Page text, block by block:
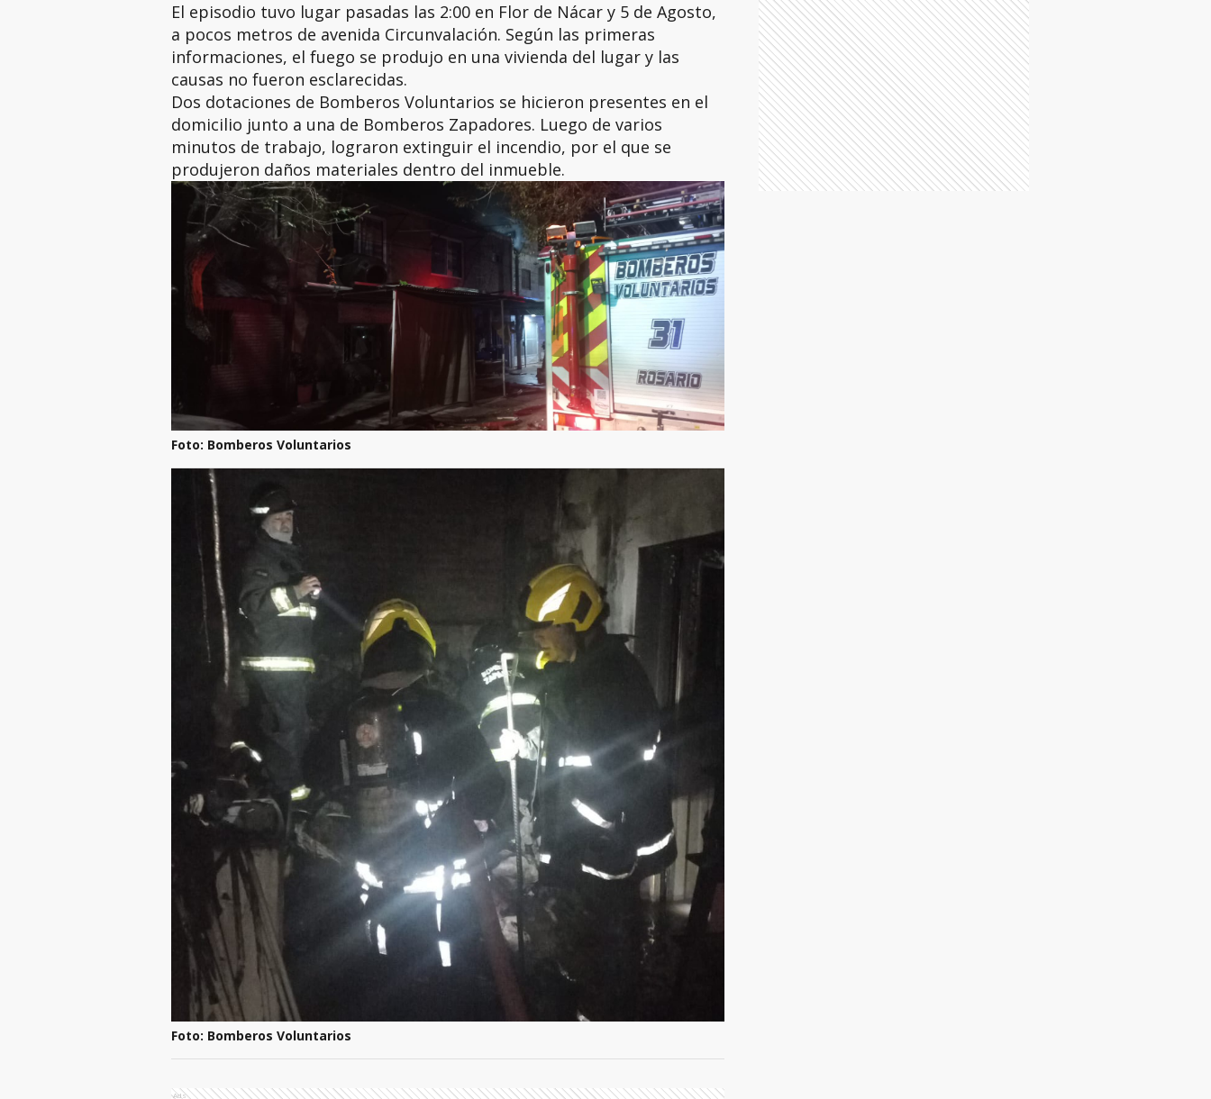
El episodio tuvo lugar pasadas las 2:00 en Flor de Nácar y 5 de Agosto,
a pocos metros de avenida Circunvalación. Según las primeras
informaciones, el fuego se produjo en una vivienda del lugar y las
causas no fueron esclarecidas.
Dos dotaciones de Bomberos Voluntarios se hicieron presentes en el
domicilio junto a una de Bomberos Zapadores. Luego de varios
minutos de trabajo, lograron extinguir el incendio, por el que se
produjeron daños materiales dentro del inmueble.
Foto: Bomberos Voluntarios
Foto: Bomberos Voluntarios
Ads